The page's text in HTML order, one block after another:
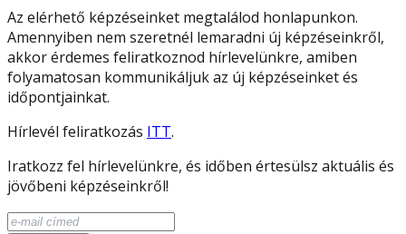
Az elérhető képzéseinket megtalálod honlapunkon.
Amennyiben nem szeretnél lemaradni új képzéseinkről,
akkor érdemes feliratkoznod hírlevelünkre, amiben
folyamatosan kommunikáljuk az új képzéseinket és
időpontjainkat.
Hírlevél feliratkozás ITT.
Iratkozz fel hírlevelünkre, és időben értesülsz aktuális és
jövőbeni képzéseinkről!